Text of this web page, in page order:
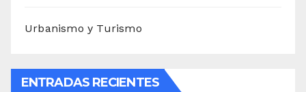
Urbanismo y Turismo
ENTRADAS RECIENTES